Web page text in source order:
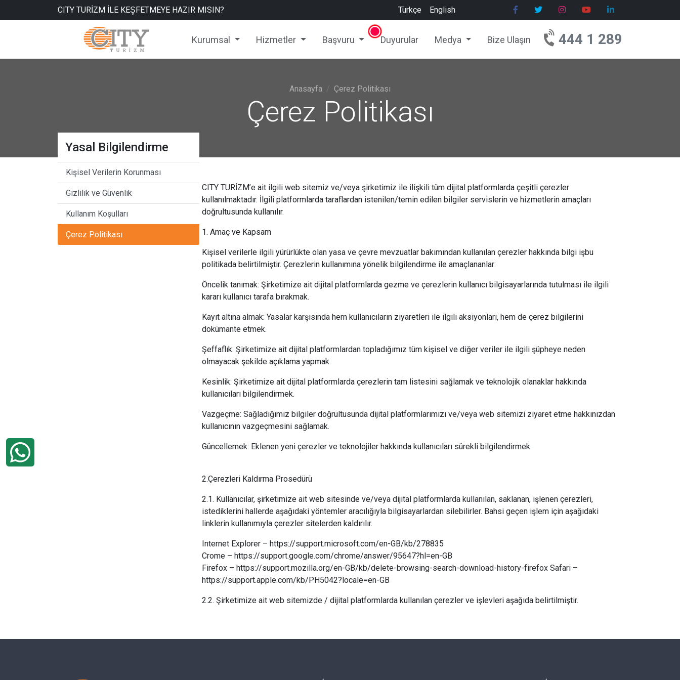
CITY TURİZM İLE KEŞFETMEYE HAZIR MISIN? Türkçe English
Kurumsal Hizmetler Başvuru Duyurular Medya Bize Ulaşın 444 1 289
Anasayfa Çerez Politikası
Çerez Politikası
Yasal Bilgilendirme
Kişisel Verilerin Korunması
Gizlilik ve Güvenlik
Kullanım Koşulları
Çerez Politikası
CITY TURİZM’e ait ilgili web sitemiz ve/veya şirketimiz ile ilişkili tüm dijital platformlarda çeşitli çerezler
kullanılmaktadır. İlgili platformlarda taraflardan istenilen/temin edilen bilgiler servislerin ve hizmetlerin amaçları
doğrultusunda kullanılır.
1. Amaç ve Kapsam
Kişisel verilerle ilgili yürürlükte olan yasa ve çevre mevzuatlar bakımından kullanılan çerezler hakkında bilgi işbu
politikada belirtilmiştir. Çerezlerin kullanımına yönelik bilgilendirme ile amaçlananlar:
Öncelik tanımak: Şirketimize ait dijital platformlarda gezme ve çerezlerin kullanıcı bilgisayarlarında tutulması ile ilgili
kararı kullanıcı tarafa bırakmak.
Kayıt altına almak: Yasalar karşısında hem kullanıcıların ziyaretleri ile ilgili aksiyonları, hem de çerez bilgilerini
dokümante etmek.
Şeffaflık: Şirketimize ait dijital platformlardan topladığımız tüm kişisel ve diğer veriler ile ilgili şüpheye neden
olmayacak şekilde açıklama yapmak.
Kesinlik: Şirketimize ait dijital platformlarda çerezlerin tam listesini sağlamak ve teknolojik olanaklar hakkında
kullanıcıları bilgilendirmek.
Vazgeçme: Sağladığımız bilgiler doğrultusunda dijital platformlarımızı ve/veya web sitemizi ziyaret etme hakkınızdan
kullanıcının vazgeçmesini sağlamak.
Güncellemek: Eklenen yeni çerezler ve teknolojiler hakkında kullanıcıları sürekli bilgilendirmek.
2.Çerezleri Kaldırma Prosedürü
2.1. Kullanıcılar, şirketimize ait web sitesinde ve/veya dijital platformlarda kullanılan, saklanan, işlenen çerezleri,
istediklerini hallerde aşağıdaki yöntemler aracılığıyla bilgisayarlardan silebilirler. Bahsi geçen işlem için aşağıdaki
linklerin kullanımıyla çerezler sitelerden kaldırılır.
Internet Explorer – https://support.microsoft.com/en-GB/kb/278835
Crome – https://support.google.com/chrome/answer/95647?hl=en-GB
Firefox – https://support.mozilla.org/en-GB/kb/delete-browsing-search-download-history-firefox Safari –
https://support.apple.com/kb/PH5042?locale=en-GB
2.2. Şirketimize ait web sitemizde / dijital platformlarda kullanılan çerezler ve işlevleri aşağıda belirtilmiştir.